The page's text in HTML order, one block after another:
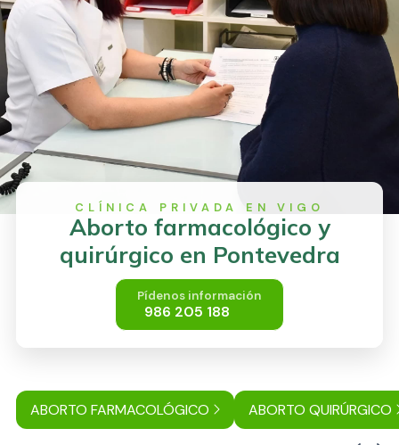
Aborto farmacológico y
quirúrgico en Pontevedra
Pídenos información
986 205 188
ABORTO FARMACOLÓGICO ABORTO QUIRÚRGICO